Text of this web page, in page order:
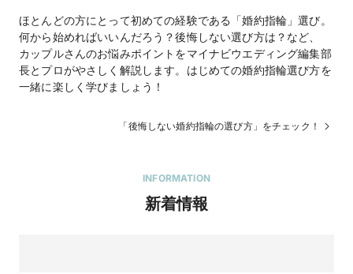
ほとんどの方にとって初めての経験である「婚約指輪」選び。
何から始めればいいんだろう？後悔しない選び方は？など、
カップルさんのお悩みポイントをマイナビウエディング編集部
長とプロがやさしく解説します。はじめての婚約指輪選び方を
一緒に楽しく学びましょう！
「後悔しない婚約指輪の選び方」をチェック！
INFORMATION
新着情報